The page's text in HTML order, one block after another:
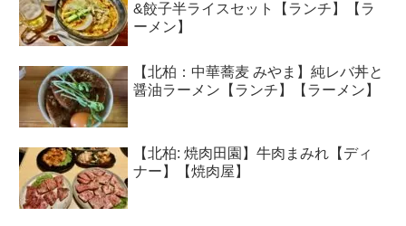
&餃子半ライスセット【ランチ】【ラ
ーメン】
【北柏：中華蕎麦 みやま】純レバ丼と
醤油ラーメン【ランチ】【ラーメン】
【北柏: 焼肉田園】牛肉まみれ【ディ
ナー】【焼肉屋】